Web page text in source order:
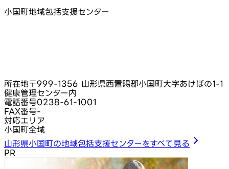
小国町地域包括支援センター
所在地〒999-1356 山形県西置賜郡小国町大字あけぼの1-1
健康管理センター内
電話番号0238-61-1001
FAX番号-
対応エリア
小国町全域
山形県小国町の地域包括支援センターをすべて見る
PR